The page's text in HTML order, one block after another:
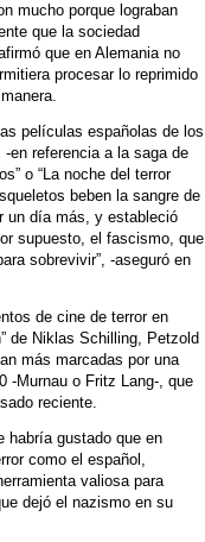
mucho porque lograban
que la sociedad
que en Alemania no
procesar lo reprimido
películas españolas de los
-en referencia a la saga de
o “La noche del terror
beben la sangre de
un día más, y estableció
supuesto, el fascismo, que
sobrevivir”, -aseguró en
de cine de terror en
de Niklas Schilling, Petzold
más marcadas por una
-Murnau o Fritz Lang-, que
reciente.
habría gustado que en
como el español,
valiosa para
dejó el nazismo en su